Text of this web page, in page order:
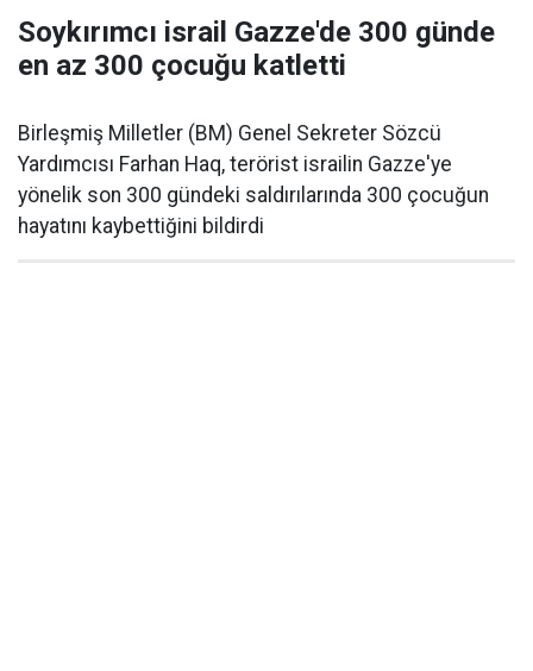
Soykırımcı israil Gazze'de 300 günde
en az 300 çocuğu katletti
Birleşmiş Milletler (BM) Genel Sekreter Sözcü
Yardımcısı Farhan Haq, terörist israilin Gazze'ye
yönelik son 300 gündeki saldırılarında 300 çocuğun
hayatını kaybettiğini bildirdi